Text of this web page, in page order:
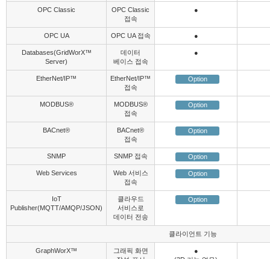
OPC Classic
OPC Classic
접속
●
OPC UA OPC UA 접속 ●
Databases(GridWorX™
Server)
데이터
베이스 접속
●
EtherNet/IP™
EtherNet/IP™
접속
Option
MODBUS® MODBUS®
접속
Option
BACnet® BACnet®
접속
Option
SNMP SNMP 접속 Option
Web Services
Web 서비스
접속
Option
IoT
Publisher(MQTT/AMQP/JSON)
클라우드
서비스로
데이터 전송
Option
클라이언트 기능
GraphWorX™
그래픽 화면
●